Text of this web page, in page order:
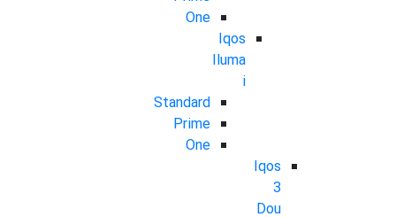
One
Iqos
Iluma
i
Standard
Prime
One
Iqos
3
Dou